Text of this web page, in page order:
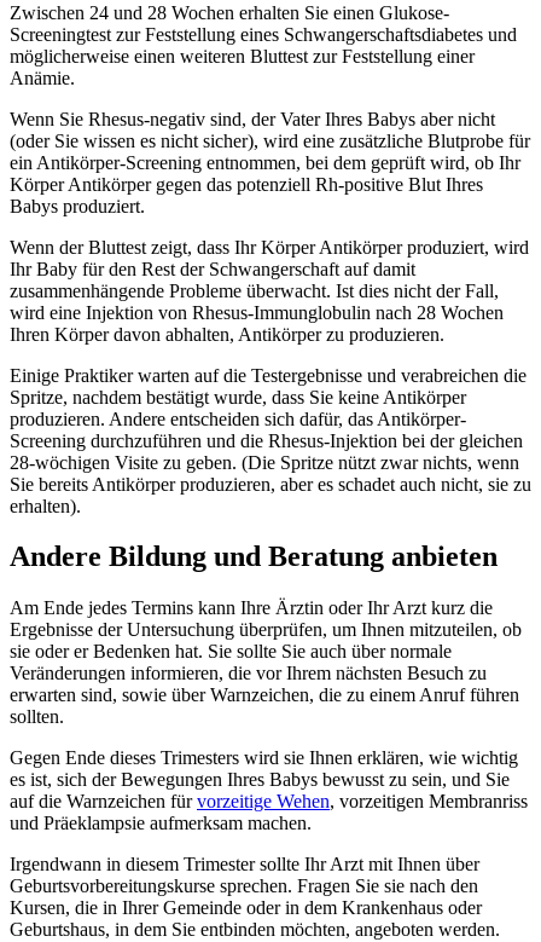
Zwischen 24 und 28 Wochen erhalten Sie einen Glukose-
Screeningtest zur Feststellung eines Schwangerschaftsdiabetes und
möglicherweise einen weiteren Bluttest zur Feststellung einer
Anämie.
Wenn Sie Rhesus-negativ sind, der Vater Ihres Babys aber nicht
(oder Sie wissen es nicht sicher), wird eine zusätzliche Blutprobe für
ein Antikörper-Screening entnommen, bei dem geprüft wird, ob Ihr
Körper Antikörper gegen das potenziell Rh-positive Blut Ihres
Babys produziert.
Wenn der Bluttest zeigt, dass Ihr Körper Antikörper produziert, wird
Ihr Baby für den Rest der Schwangerschaft auf damit
zusammenhängende Probleme überwacht. Ist dies nicht der Fall,
wird eine Injektion von Rhesus-Immunglobulin nach 28 Wochen
Ihren Körper davon abhalten, Antikörper zu produzieren.
Einige Praktiker warten auf die Testergebnisse und verabreichen die
Spritze, nachdem bestätigt wurde, dass Sie keine Antikörper
produzieren. Andere entscheiden sich dafür, das Antikörper-
Screening durchzuführen und die Rhesus-Injektion bei der gleichen
28-wöchigen Visite zu geben. (Die Spritze nützt zwar nichts, wenn
Sie bereits Antikörper produzieren, aber es schadet auch nicht, sie zu
erhalten).
Andere Bildung und Beratung anbieten
Am Ende jedes Termins kann Ihre Ärztin oder Ihr Arzt kurz die
Ergebnisse der Untersuchung überprüfen, um Ihnen mitzuteilen, ob
sie oder er Bedenken hat. Sie sollte Sie auch über normale
Veränderungen informieren, die vor Ihrem nächsten Besuch zu
erwarten sind, sowie über Warnzeichen, die zu einem Anruf führen
sollten.
Gegen Ende dieses Trimesters wird sie Ihnen erklären, wie wichtig
es ist, sich der Bewegungen Ihres Babys bewusst zu sein, und Sie
auf die Warnzeichen fürvorzeitige Wehen, vorzeitigen Membranriss
und Präeklampsie aufmerksam machen.
Irgendwann in diesem Trimester sollte Ihr Arzt mit Ihnen über
Geburtsvorbereitungskurse sprechen. Fragen Sie sie nach den
Kursen, die in Ihrer Gemeinde oder in dem Krankenhaus oder
Geburtshaus, in dem Sie entbinden möchten, angeboten werden.